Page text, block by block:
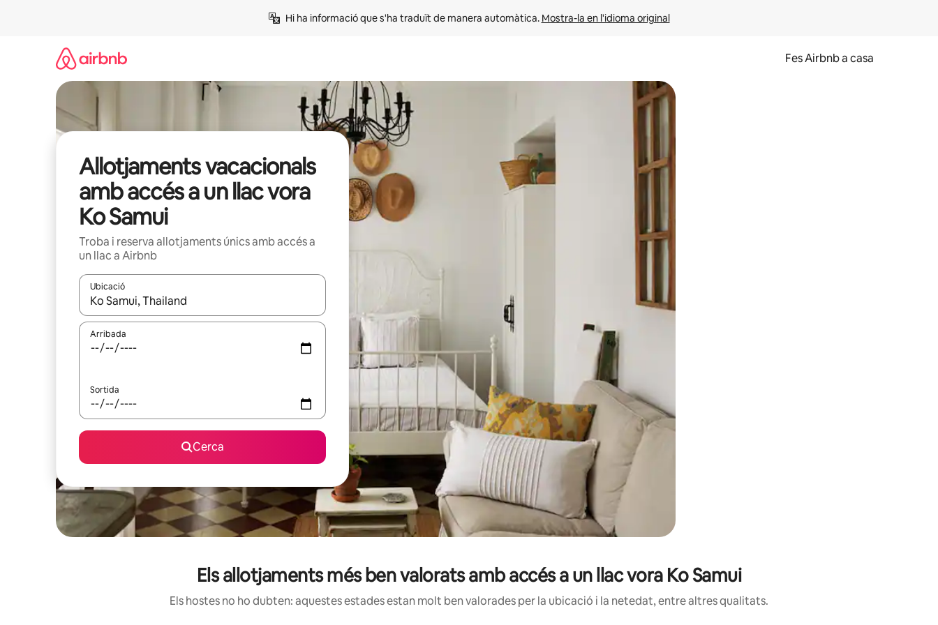
Hi ha informació que s'ha traduït de manera automàtica. Mostra-la en l'idioma original
Fes Airbnb a casa
Allotjaments vacacionals
amb accés a un llac vora
Ko Samui
Troba i reserva allotjaments únics amb accés a
un llac a Airbnb
Ubicació
Quan els resultats estiguin disponibles, podràs navegar-hi a través de les tecles de les fletxes (amunt i avall), o bé fent un toc a la pantalla o fent-hi lliscar el dit.
Arribada
Sortida
Cerca
Els allotjaments més ben valorats amb accés a un llac vora Ko Samui
Els hostes no ho dubten: aquestes estades estan molt ben valorades per la ubicació i la netedat, entre altres qualitats.